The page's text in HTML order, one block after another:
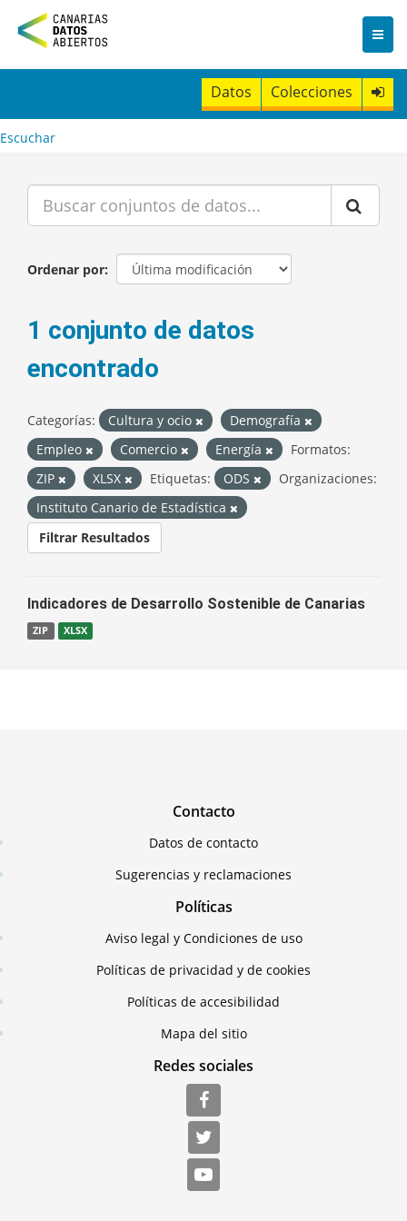
n
t
Datos Colecciones
Escuchar
Ordenar por
1 conjunto de datos
encontrado
Categorías: Cultura y ocio
Demografía
Empleo
Comercio Energía
Formatos:
ZIP
XLSX Etiquetas: ODS
Organizaciones:
Instituto Canario de Estadística
Filtrar Resultados
Indicadores de Desarrollo Sostenible de Canarias
ZIP XLSX
Contacto
Datos de contacto
Sugerencias y reclamaciones
Políticas
Aviso legal y Condiciones de uso
Políticas de privacidad y de cookies
Políticas de accesibilidad
Mapa del sitio
Redes sociales